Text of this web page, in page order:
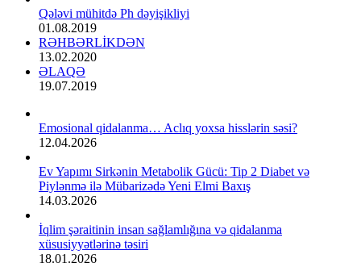
Qələvi mühitdə Ph dəyişikliyi
01.08.2019
RƏHBƏRLİKDƏN
13.02.2020
ƏLAQƏ
19.07.2019
Emosional qidalanma… Aclıq yoxsa hisslərin səsi?
12.04.2026
Ev Yapımı Sirkənin Metabolik Gücü: Tip 2 Diabet və
Piylənmə ilə Mübarizədə Yeni Elmi Baxış
14.03.2026
İqlim şəraitinin insan sağlamlığına və qidalanma
xüsusiyyətlərinə təsiri
18.01.2026